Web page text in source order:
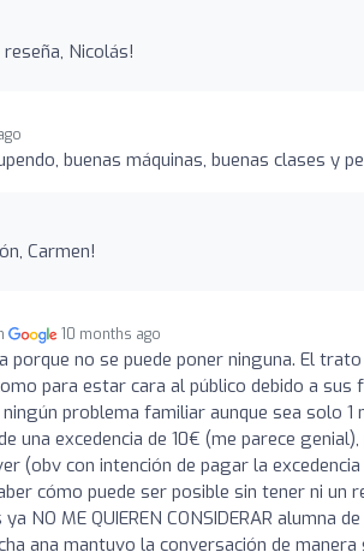
Nicolás!
buenas máquinas, buenas clases y
Carmen!
10 months ago
porque no se puede poner ninguna. El
para estar cara al público debido a sus
problema familiar aunque sea solo
una excedencia de 10€ (me parece
(obv con intención de pagar la
cómo puede ser posible sin tener ni un
NO ME QUIEREN CONSIDERAR alumna
ana mantuvo la conversación de